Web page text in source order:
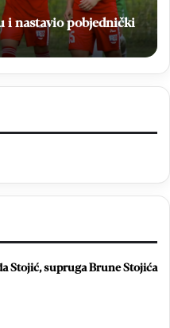
Blizanaca
od
Stojić, supruga Brune Stojića